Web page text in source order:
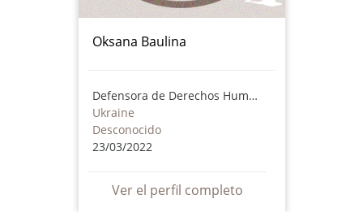
Oksana Baulina
Defensora de Derechos Humanos
Ukraine
Desconocido
23/03/2022
Ver el perfil completo